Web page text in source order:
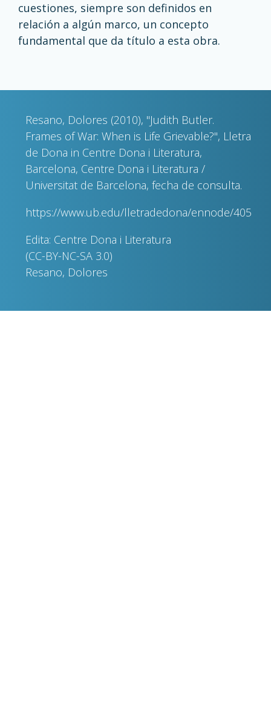
cuestiones, siempre son definidos en
relación a algún marco, un concepto
fundamental que da título a esta obra.
Resano, Dolores (2010), "Judith Butler.
Frames of War: When is Life Grievable?", Lletra
de Dona in Centre Dona i Literatura,
Barcelona, Centre Dona i Literatura /
Universitat de Barcelona, fecha de consulta.
https://www.ub.edu/lletradedona/ennode/405
Edita: Centre Dona i Literatura
(CC-BY-NC-SA 3.0)
Resano, Dolores